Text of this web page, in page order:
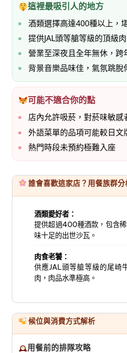
這裡最吸引人的地方
酒類選擇高達400種以上，
提供JAL頭等艙等級的頂級
營業至深夜且全年無休，跨
背景音樂品味佳，氣氛跳脫
可能不適合你的點
店內允許吸菸，對菸味敏感
外語菜單的品項可能較日文
熱門時段未預約極難入座
誰會喜歡這家店？用餐族群分
酒類愛好者：
提供超過400種酒款，包含
味十足的出世沙瓦。
肉食老饕：
供應JAL頭等艙等級的尾崎
肉，肉品水準極高。
候位與消費方式解析
用餐前的排隊攻略